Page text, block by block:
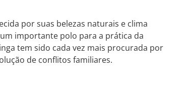
por suas belezas naturais e clima
importante polo para a prática da
tem sido cada vez mais procurada por
de conflitos familiares.